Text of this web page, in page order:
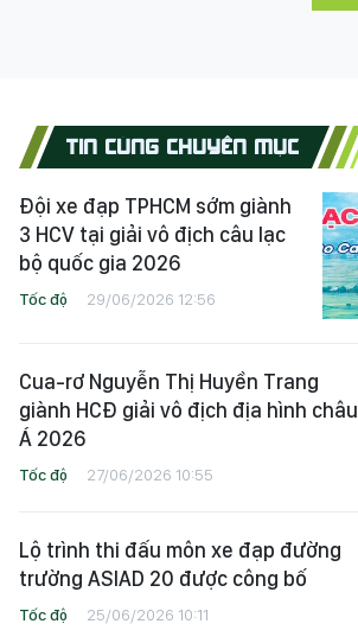
TIN CÙNG CHUYÊN MỤC
Đội xe đạp TPHCM sớm giành
3 HCV tại giải vô địch câu lạc
bộ quốc gia 2026
Tốc độ 29/06/2026 12:56
Cua-rơ Nguyễn Thị Huyền Trang
giành HCĐ giải vô địch địa hình châu
Á 2026
Tốc độ 27/06/2026 10:55
Lộ trình thi đấu môn xe đạp đường
trường ASIAD 20 được công bố
Tốc độ 25/06/2026 10:11